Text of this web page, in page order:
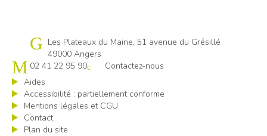
Cap emploi 49
Les Plateaux du Maine, 51 avenue du Grésillé
49000 Angers
02 41 22 95 90
Contactez-nous
Aides
Accessibilité : partiellement conforme
Mentions légales et CGU
Contact
Plan du site